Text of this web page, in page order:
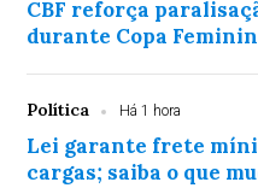
CBF reforça
durante Copa
Política Há 1 hora
Lei garante frete
cargas; saiba o que